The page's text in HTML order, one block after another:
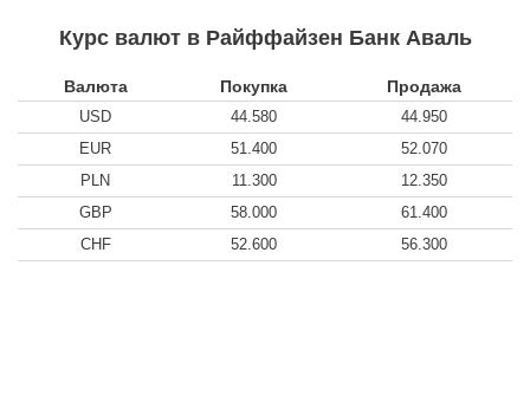
Курс валют в Райффайзен Банк Аваль
Валюта Покупка Продажа
USD 44.580
44.950
EUR
51.400
52.070
PLN
11.300
12.350
GBP
58.000
61.400
CHF
52.600 56.300